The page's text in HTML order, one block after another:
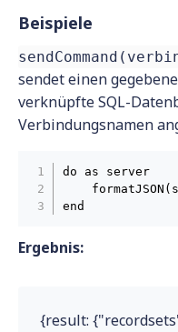
Beispiele
sendet einen
verknüpfte SQL-
Verbindungsnamen
do as server
end
Ergebnis:
{result: